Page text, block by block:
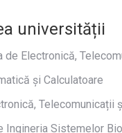
universității
de Electronică,
și Calculatoare
Telecomunicații
Ingineria Sistemelor